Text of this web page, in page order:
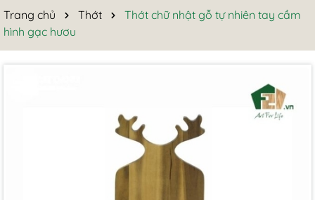
Trang chủ Thớt
Thớt chữ nhật gỗ tự nhiên tay cầm
hình gạc hươu